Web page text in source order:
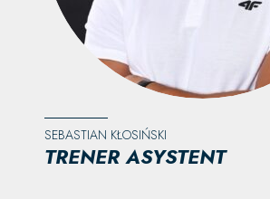
SEBASTIAN KŁOSIŃSKI
TRENER ASYSTENT